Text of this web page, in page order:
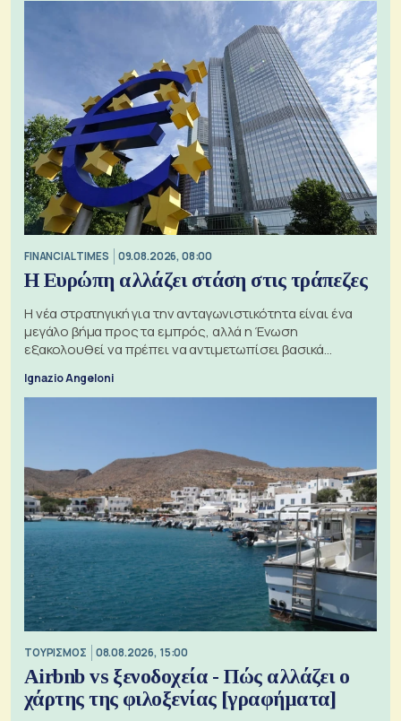
FINANCIAL TIMES 09.08.2026, 08:00
Η Ευρώπη αλλάζει στάση στις τράπεζες
Η νέα στρατηγική για την ανταγωνιστικότητα είναι ένα
μεγάλο βήμα προς τα εμπρός, αλλά η Ένωση
εξακολουθεί να πρέπει να αντιμετωπίσει βασικά
Ignazio Angeloni
ΤΟΥΡΙΣΜΟΣ 08.08.2026, 15:00
Airbnb vs ξενοδοχεία - Πώς αλλάζει ο
χάρτης της φιλοξενίας [γραφήματα]